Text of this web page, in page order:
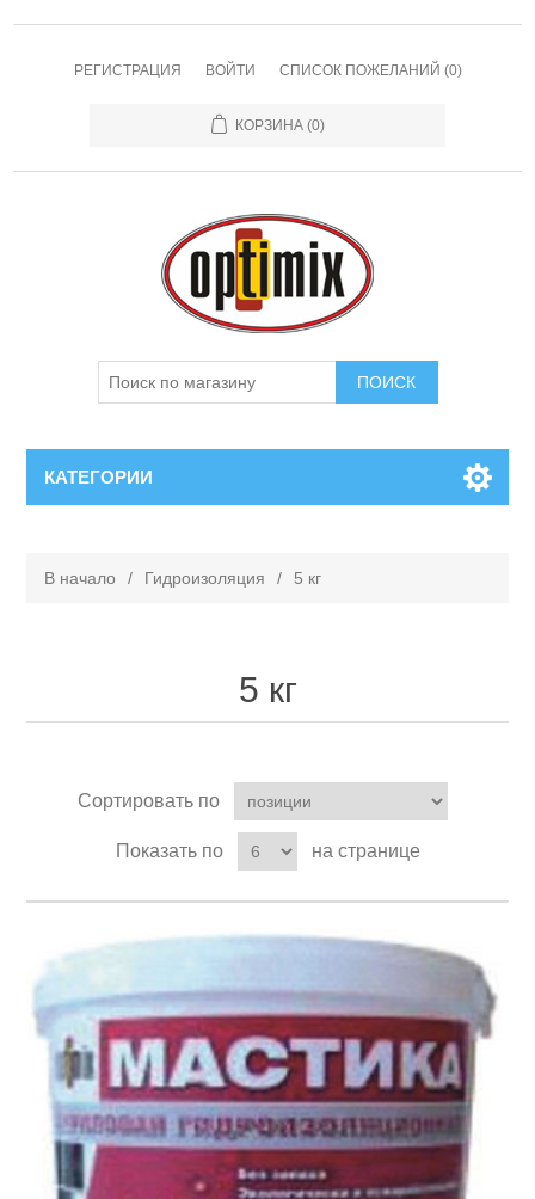
РЕГИСТРАЦИЯ ВОЙТИ СПИСОК ПОЖЕЛАНИЙ (0)
КОРЗИНА (0)
КАТЕГОРИИ
В начало / Гидроизоляция / 5 кг
5 кг
Сортировать по
Показать по на странице